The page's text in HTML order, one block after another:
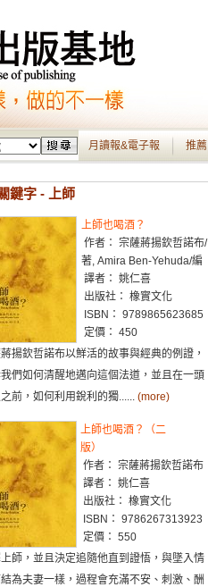
月讀報&電子報 推
鍵字 - 上師
上師也喝酒？
作者： 宗薩蔣揚欽哲諾布/
著, Amira Ben-Yehuda/編
譯者： 姚仁喜
出版社： 橡實文化
ISBN： 9789865623685
定價： 450
揚欽哲諾布以鮮活的故事與經典的例證，
們如何清醒地邁向這個法道，並且在一頭
前，如何利用銳利的獨...... (more)
上師也喝酒？（二
版）
作者： 宗薩蔣揚欽哲諾布
譯者： 姚仁喜
出版社： 橡實文化
ISBN： 9786267313923
定價： 550
師，並且決定追隨他直到證悟，與墜入情
為夫妻一樣，過程會充滿不安、刺激、酬